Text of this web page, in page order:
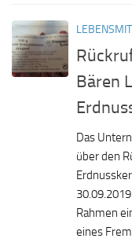
Bären
Das
über den
Rahmen
eines